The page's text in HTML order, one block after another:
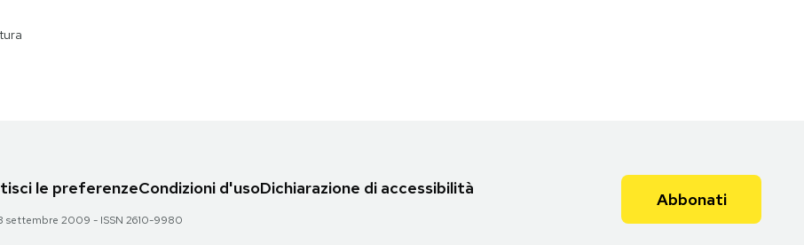
le preferenzeCondizioni d'usoDichiarazione di accessibilità
settembre 2009 - ISSN 2610-9980
Abbonati